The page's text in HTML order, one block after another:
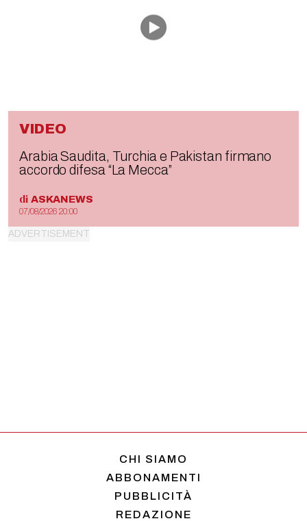
VIDEO
Arabia Saudita, Turchia e Pakistan firmano
accordo difesa “La Mecca”
di ASKANEWS
07/08/2026 20:00
CHI SIAMO
ABBONAMENTI
PUBBLICITÀ
REDAZIONE